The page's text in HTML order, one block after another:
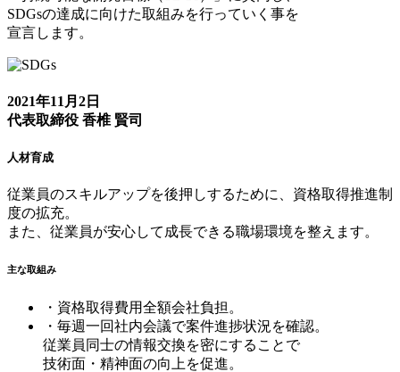
SDGsの達成に向けた取組みを行っていく事を
宣言します。
2021年11月2日
代表取締役 香椎 賢司
人材育成
従業員のスキルアップを後押しするために、資格取得推進制
度の拡充。
また、従業員が安心して成長できる職場環境を整えます。
主な取組み
・資格取得費用全額会社負担。
・毎週一回社内会議で案件進捗状況を確認。
従業員同士の情報交換を密にすることで
技術面・精神面の向上を促進。